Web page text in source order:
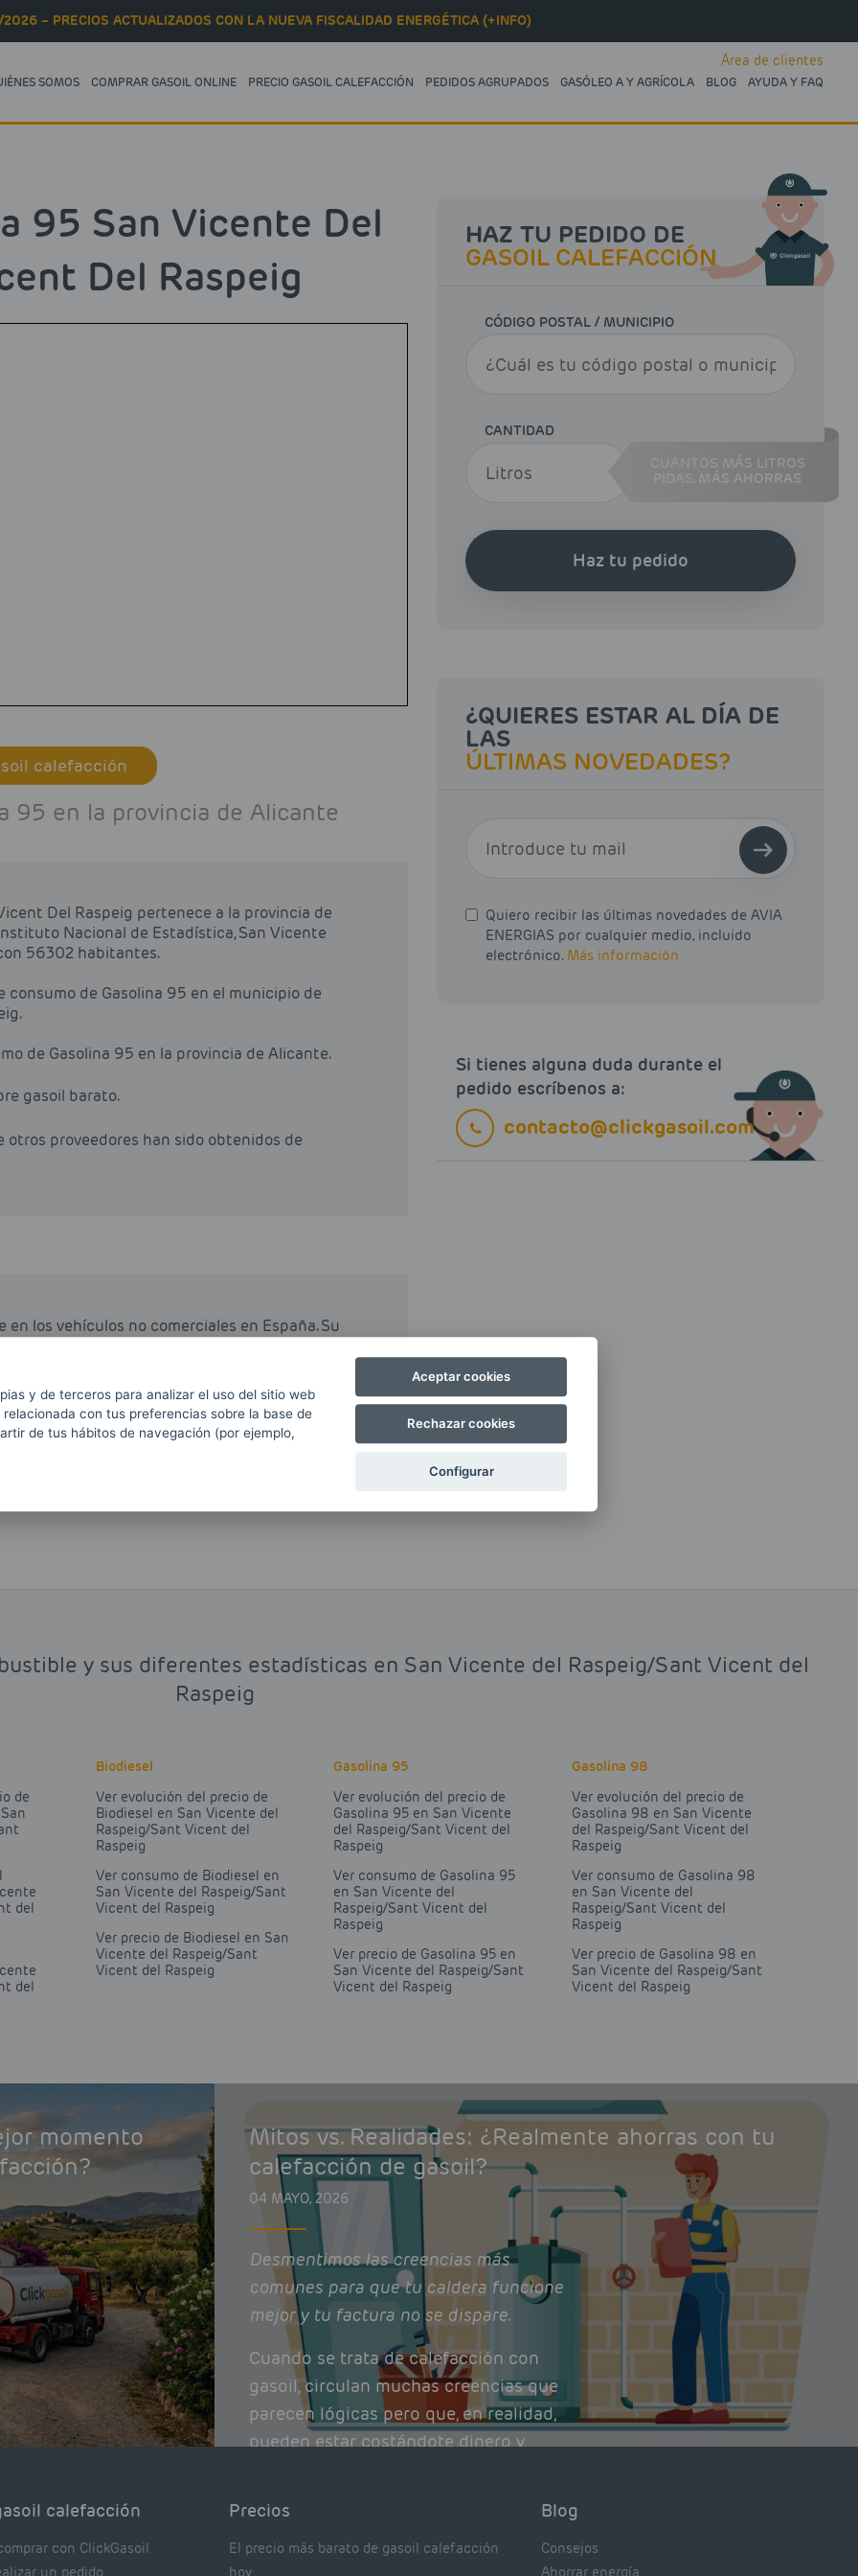
– PRECIOS ACTUALIZADOS CON LA NUEVA FISCALIDAD ENERGÉTICA (+INFO)
SOMOS COMPRAR GASOIL ONLINE PRECIO GASOIL CALEFACCIÓN PEDIDOS AGRUPADOS GASÓLEO A Y AGRÍCOLA BLOG AYUDA Y FAQ
Área de clientes
95 San Vicente Del
Del Raspeig
calefacción
95 en la provincia de Alicante
Del Raspeig pertenece a la provincia de
Nacional de Estadística, San Vicente
56302 habitantes.
consumo de Gasolina 95 en el municipio de
de Gasolina 95 en la provincia de Alicante.
gasoil barato.
otros proveedores han sido obtenidos de
los vehículos no comerciales en España. Su
incentiva su uso, si bien es cierto que en
a las gasolinas respecto a los gasóleos
gasóleo y diésel, y ayuda a mantener limpios
emitidas.
HAZ TU PEDIDO DE
GASOIL CALEFACCIÓN
CÓDIGO POSTAL / MUNICIPIO
CANTIDAD
CUANTOS MÁS LITROS
MÁS AHORRAS
Haz tu pedido
¿QUIERES ESTAR AL DÍA DE
LAS
ÚLTIMAS NOVEDADES?
Quiero recibir las últimas novedades de AVIA
ENERGIAS por cualquier medio, incluido
electrónico. Más información
Si tienes alguna duda durante el
pedido escríbenos a:
contacto@clickgasoil.com
y sus diferentes estadísticas en San Vicente del Raspeig/Sant Vicent del
Raspeig
de
del
del
Biodiesel
Ver evolución del precio de
Biodiesel en San Vicente del
Raspeig/Sant Vicent del
Raspeig
Ver consumo de Biodiesel en
San Vicente del Raspeig/Sant
Vicent del Raspeig
Ver precio de Biodiesel en San
Vicente del Raspeig/Sant
Vicent del Raspeig
Gasolina 95
Ver evolución del precio de
Gasolina 95 en San Vicente
del Raspeig/Sant Vicent del
Raspeig
Ver consumo de Gasolina 95
en San Vicente del
Raspeig/Sant Vicent del
Raspeig
Ver precio de Gasolina 95 en
San Vicente del Raspeig/Sant
Vicent del Raspeig
Gasolina 98
Ver evolución del precio de
Gasolina 98 en San Vicente
del Raspeig/Sant Vicent del
Raspeig
Ver consumo de Gasolina 98
en San Vicente del
Raspeig/Sant Vicent del
Raspeig
Ver precio de Gasolina 98 en
San Vicente del Raspeig/Sant
Vicent del Raspeig
momento
Mitos vs. Realidades: ¿Realmente ahorras con tu
calefacción de gasoil?
04 MAYO, 2026
Desmentimos las creencias más
comunes para que tu caldera funcione
mejor y tu factura no se dispare.
Cuando se trata de calefacción con
gasoil, circulan muchas creencias que
parecen lógicas pero que, en realidad,
pueden estar costándote dinero y
calefacción
con ClickGasoil
un pedido
Precios
El precio más barato de gasoil calefacción
hoy
Blog
Consejos
Ahorrar energía
y de terceros para analizar el uso del sitio web
con tus preferencias sobre la base de
de tus hábitos de navegación (por ejemplo,
Aceptar cookies
Rechazar cookies
Configurar